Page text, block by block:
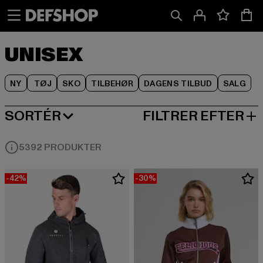
UNISEX
NY TØJ SKO TILBEHØR DAGENS TILBUD SALG
SORTÉR
MEST POPULÆRE FILTRER EFTER
5392 PRODUKTER
-42% -30%